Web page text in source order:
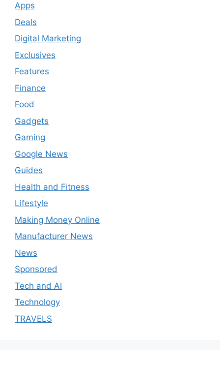
Apps
Deals
Digital Marketing
Exclusives
Features
Finance
Food
Gadgets
Gaming
Google News
Guides
Health and Fitness
Lifestyle
Making Money Online
Manufacturer News
News
Sponsored
Tech and AI
Technology
TRAVELS